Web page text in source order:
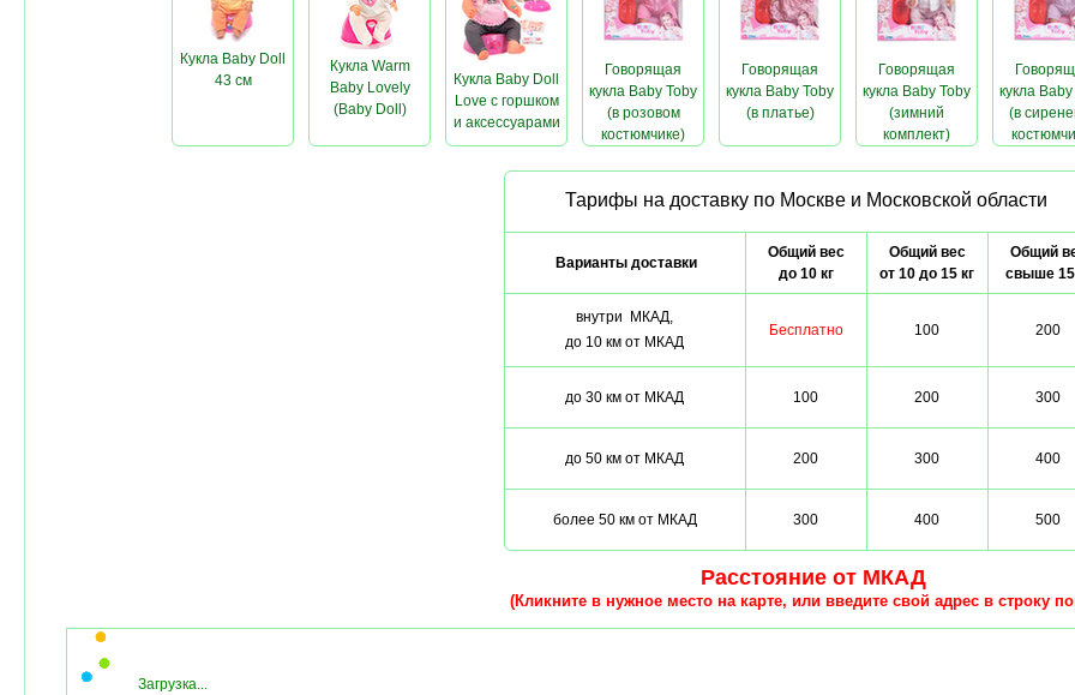
Кукла Baby Doll
43 см
Кукла Warm
Baby Lovely
(Baby Doll)
Кукла Baby Doll
Love с горшком
и аксессуарами
Говорящая
кукла Baby Toby
(в розовом
костюмчике)
Говорящая
кукла Baby Toby
(в платье)
Говорящая
кукла Baby Toby
(зимний
комплект)
кукла
(в
Тарифы на доставку по Москве и Московской области
Варианты доставки
Общий вес
до 10 кг
Общий вес
от 10 до 15 кг
Общий
свыше 15
внутри МКАД,
до 10 км от МКАД
Бесплатно 100 200
до 30 км от МКАД 100 200 300
до 50 км от МКАД 200 300 400
более 50 км от МКАД 300 400 500
Расстояние от МКАД
(Кликните в нужное место на карте, или введите свой адрес в строку
Загрузка...